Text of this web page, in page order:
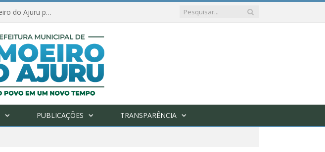
Amanhã começa nova etapa de vacinação em Limoeiro do Ajuru para idosos com 65 ou mais
PUBLICAÇÕES TRANSPARÊNCIA